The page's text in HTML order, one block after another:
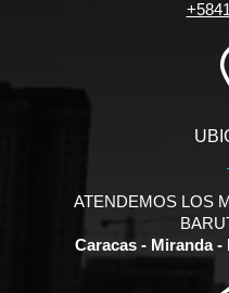
ATENDEMOS LOS
Caracas - Miranda -